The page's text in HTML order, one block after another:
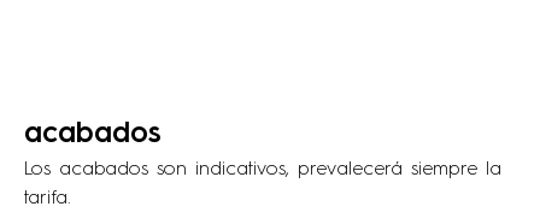
acabados
Los acabados son indicativos, prevalecerá siempre la
tarifa.